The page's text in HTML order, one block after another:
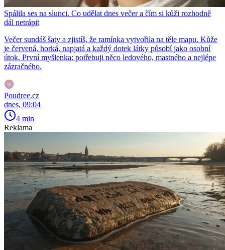
Spálila ses na slunci. Co udělat dnes večer a čím si kůži rozhodně
dál netrápit
Večer sundáš šaty a zjistíš, že ramínka vytvořila na těle mapu. Kůže
je červená, horká, napjatá a každý dotek látky působí jako osobní
útok. První myšlenka: potřebuji něco ledového, mastného a nejlépe
zázračného.
Poudree.cz
dnes, 09:04
4 min
Reklama